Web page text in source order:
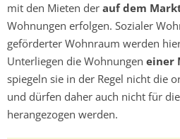
mit den Mieten der auf dem
Wohnungen erfolgen. Sozialer
geförderter Wohnraum werden
Unterliegen die Wohnungen einer
spiegeln sie in der Regel nicht die
und dürfen daher auch nicht für
herangezogen werden.